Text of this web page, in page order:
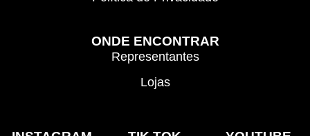
ONDE ENCONTRAR
Representantes
Lojas